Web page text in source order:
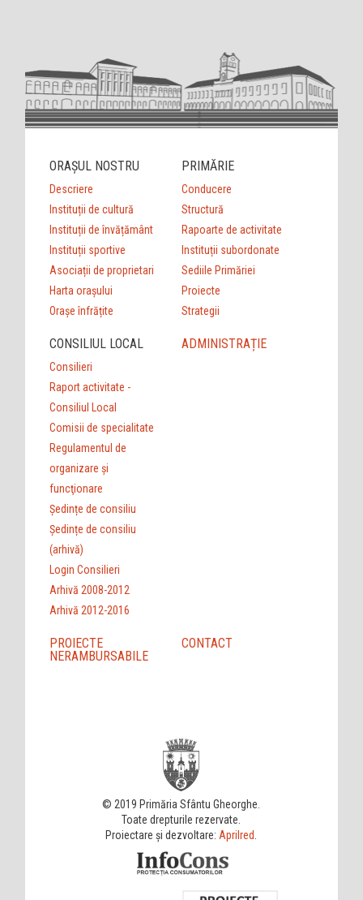
ORAȘUL NOSTRU
Descriere
Instituții de cultură
Instituții de învățământ
Instituții sportive
Asociații de proprietari
Harta orașului
Orașe înfrățite
PRIMĂRIE
Conducere
Structură
Rapoarte de activitate
Instituții subordonate
Sediile Primăriei
Proiecte
Strategii
CONSILIUL LOCAL
Consilieri
Raport activitate -
Consiliul Local
Comisii de specialitate
Regulamentul de
organizare şi
funcţionare
Ședințe de consiliu
Ședințe de consiliu
(arhivă)
Login Consilieri
Arhivă 2008-2012
Arhivă 2012-2016
ADMINISTRAȚIE
PROIECTE
NERAMBURSABILE
CONTACT
© 2019 Primăria Sfântu Gheorghe.
Toate drepturile rezervate.
Proiectare și dezvoltare: Aprilred